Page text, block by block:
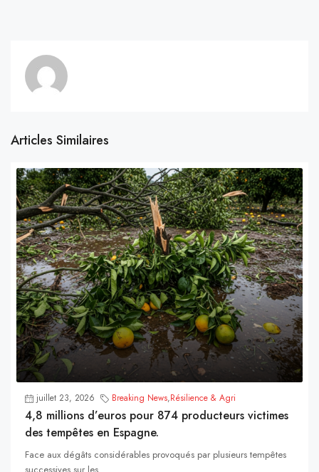
Articles Similaires
juillet 23, 2026 Breaking News,Résilience & Agri
4,8 millions d’euros pour 874 producteurs victimes
des tempêtes en Espagne.
Face aux dégâts considérables provoqués par plusieurs tempêtes